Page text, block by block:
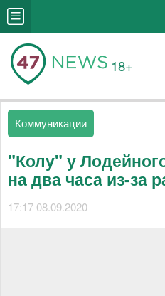
18+
Коммуникации
"Колу" у
на два часа из-за
17:17 08.09.2020